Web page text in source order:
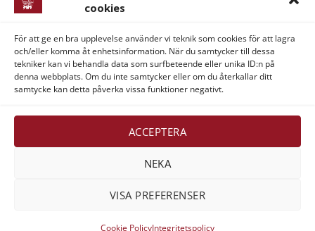
cookies
För att ge en bra upplevelse använder vi teknik som cookies för att lagra
och/eller komma åt enhetsinformation. När du samtycker till dessa
tekniker kan vi behandla data som surfbeteende eller unika ID:n på
denna webbplats. Om du inte samtycker eller om du återkallar ditt
samtycke kan detta påverka vissa funktioner negativt.
ACCEPTERA
NEKA
VISA PREFERENSER
Cookie PolicyIntegritetspolicy
Företagsinformation
Verner & Verner Nordstan AB
Lilla Klädpressaregatan 11
Visa MasterCardAmerican